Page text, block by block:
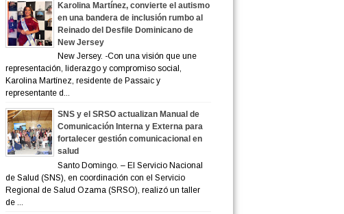
Karolina Martínez, convierte el autismo
en una bandera de inclusión rumbo al
Reinado del Desfile Dominicano de
New Jersey
New Jersey. -Con una visión que une
representación, liderazgo y compromiso social,
Karolina Martínez, residente de Passaic y
representante d...
SNS y el SRSO actualizan Manual de
Comunicación Interna y Externa para
fortalecer gestión comunicacional en
salud
Santo Domingo. – El Servicio Nacional
de Salud (SNS), en coordinación con el Servicio
Regional de Salud Ozama (SRSO), realizó un taller
de ...